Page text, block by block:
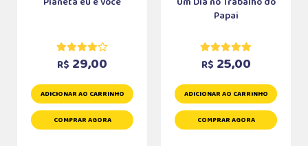
R$ 29,00
ADICIONAR AO CARRINHO
COMPRAR AGORA
Papai
R$ 25,00
ADICIONAR AO CARRINHO
COMPRAR AGORA